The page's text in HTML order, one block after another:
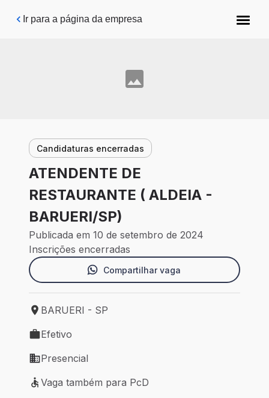
Pular para o conteúdo principal
Ir para a página da empresa
Candidaturas encerradas
ATENDENTE DE
RESTAURANTE ( ALDEIA -
BARUERI/SP)
Publicada em 10 de setembro de 2024
Inscrições encerradas
Compartilhar vaga
Local de trabalho: BARUERI - SP
BARUERI - SP
Tipo de vaga: Efetivo
Efetivo
Modelo de trabalho: Presencial
Presencial
Vaga também para PcD
Vaga também para PcD